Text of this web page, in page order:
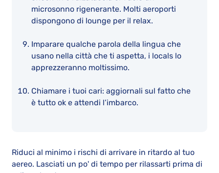
microsonno rigenerante. Molti aeroporti
dispongono di lounge per il relax.
Imparare qualche parola della lingua che
usano nella città che ti aspetta, i locals lo
apprezzeranno moltissimo.
Chiamare i tuoi cari: aggiornali sul fatto che
è tutto ok e attendi l’imbarco.
Riduci al minimo i rischi di arrivare in ritardo al tuo
aereo. Lasciati un po' di tempo per rilassarti prima di